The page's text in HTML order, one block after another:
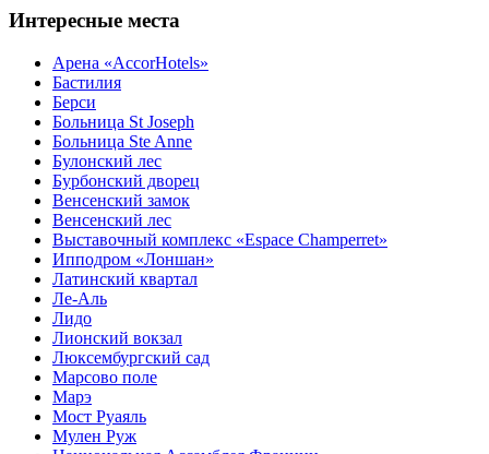
Интересные места
Арена «AccorHotels»
Бастилия
Берси
Больница St Joseph
Больница Ste Anne
Булонский лес
Бурбонский дворец
Венсенский замок
Венсенский лес
Выставочный комплекс «Espace Champerret»
Ипподром «Лоншан»
Латинский квартал
Ле-Аль
Лидо
Лионский вокзал
Люксембургский сад
Марсово поле
Марэ
Мост Руаяль
Мулен Руж